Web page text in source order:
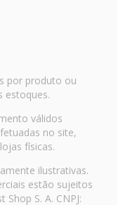
por produto ou
estoques.
válidos
no site,
físicas.
ilustrativas.
estão sujeitos
S. A. CNPJ: